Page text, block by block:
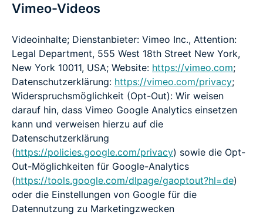
Vimeo-Videos
Videoinhalte; Dienstanbieter: Vimeo Inc., Attention:
Legal Department, 555 West 18th Street New York,
New York 10011, USA; Website: https://vimeo.com;
Datenschutzerklärung: https://vimeo.com/privacy;
Widerspruchsmöglichkeit (Opt-Out): Wir weisen
darauf hin, dass Vimeo Google Analytics einsetzen
kann und verweisen hierzu auf die
Datenschutzerklärung
(https://policies.google.com/privacy) sowie die Opt-
Out-Möglichkeiten für Google-Analytics
(https://tools.google.com/dlpage/gaoptout?hl=de)
oder die Einstellungen von Google für die
Datennutzung zu Marketingzwecken